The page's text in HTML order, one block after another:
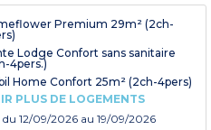
Premium 29m² (2ch-
Lodge Confort sans sanitaire
4pers.)
Home Confort 25m² (2ch-4pers)
PLUS DE LOGEMENTS
du12/09/2026 au 19/09/2026